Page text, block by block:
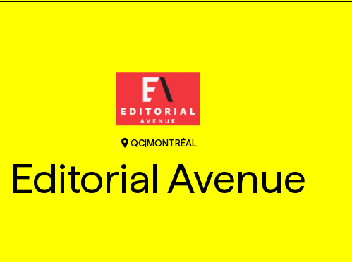
QC|MONTRÉAL
Editorial Avenue